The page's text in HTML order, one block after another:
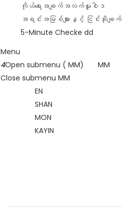
ကိုယ်ရေးအချက်အလက်မူဝါဒ
အရင်းအမြစ်များနှင့် ငြင်းဆိုချက်
5-Minute Checke dd
Menu
4Open submenu ( MM)
MM
Close submenu MM
EN
SHAN
MON